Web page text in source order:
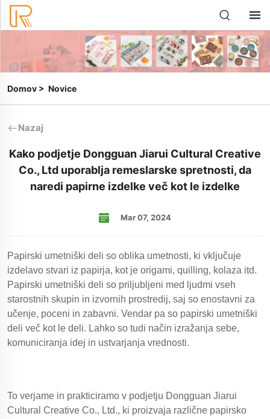
Domov > Novice
Nazaj
Kako podjetje Dongguan Jiarui Cultural Creative
Co., Ltd uporablja remeslarske spretnosti, da
naredi papirne izdelke več kot le izdelke
Mar 07, 2024
Papirski umetniški deli so oblika umetnosti, ki vključuje
izdelavo stvari iz papirja, kot je origami, quilling, kolaza itd.
Papirski umetniški deli so priljubljeni med ljudmi vseh
starostnih skupin in izvornih prostredij, saj so enostavni za
učenje, poceni in zabavni. Vendar pa so papirski umetniški
deli več kot le deli. Lahko so tudi način izražanja sebe,
komuniciranja idej in ustvarjanja vrednosti.
To verjame in prakticiramo v podjetju Dongguan Jiarui
Cultural Creative Co., Ltd., ki proizvaja različne papirsko